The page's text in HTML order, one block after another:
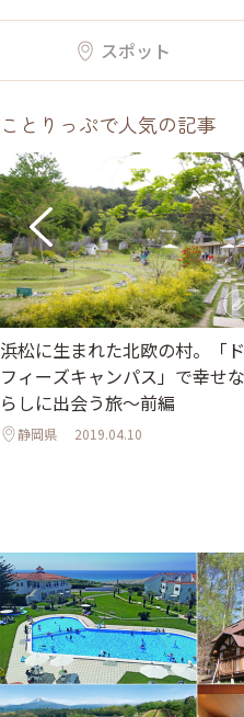
スポット
ことりっぷで人気の記事
浜松に生まれた北欧の村。「
フィーズキャンパス」で幸せ
らしに出会う旅～前編
静岡県 2019.04.10